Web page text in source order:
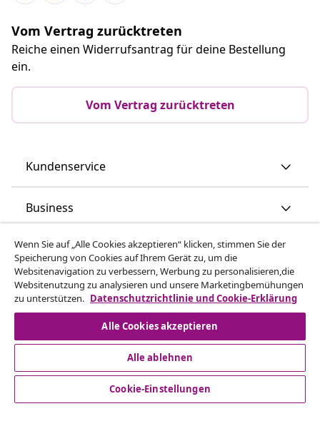
Vom Vertrag zurücktreten
Reiche einen Widerrufsantrag für deine Bestellung
ein.
Vom Vertrag zurücktreten
Kundenservice
Business
vidaXL
Mehr entdecken
© 2008-2026 vidaXL - www.vidaxl.at ist eine Webseite von
Wenn Sie auf „Alle Cookies akzeptieren“ klicken, stimmen Sie der
Speicherung von Cookies auf Ihrem Gerät zu, um die
Websitenavigation zu verbessern, Werbung zu personalisieren,die
Websitenutzung zu analysieren und unsere Marketingbemühungen
zu unterstützen. Datenschutzrichtlinie und Cookie-Erklärung
Alle Cookies akzeptieren
Alle ablehnen
Cookie-Einstellungen